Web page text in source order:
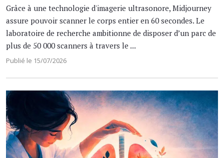
Grâce à une technologie d'imagerie ultrasonore, Midjourney
assure pouvoir scanner le corps entier en 60 secondes. Le
laboratoire de recherche ambitionne de disposer d’un parc de
plus de 50 000 scanners à travers le ...
Publié le 15/07/2026